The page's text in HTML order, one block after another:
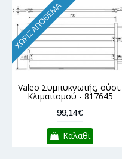
ΧΩΡΊΣ ΑΠΌΘΕΜΑ
Valeo Συμπυκνωτής, σύστ.
Κλιματισμού - 817645
99,14€
Καλαθι